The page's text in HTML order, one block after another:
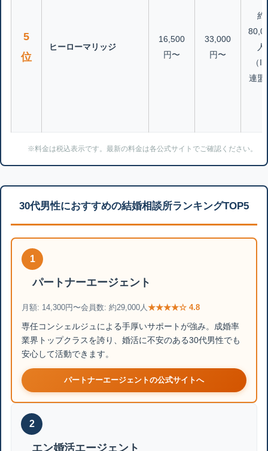
5
位
ヒーローマリッジ
16,500
円〜
33,000
円〜
約
人
（
連盟
※料金は税込表示です。最新の料金は各公式サイトでご確認ください。
30代男性におすすめの結婚相談所ランキングTOP5
1
パートナーエージェント
月額: 14,300円〜会員数: 約29,000人★★★★☆ 4.8
専任コンシェルジュによる手厚いサポートが強み。成婚率
業界トップクラスを誇り、婚活に不安のある30代男性でも
安心して活動できます。
パートナーエージェントの公式サイトへ
2
エン婚活エージェント